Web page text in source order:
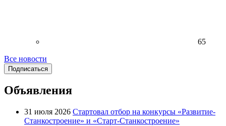
65
Все новости
Подписаться
Объявления
31 июля 2026 Стартовал отбор на конкурсы «Развитие-
Станкостроение» и «Старт-Станкостроение»